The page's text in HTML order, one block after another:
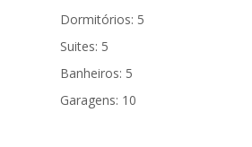
Dormitórios: 5
Suites: 5
Banheiros: 5
Garagens: 10